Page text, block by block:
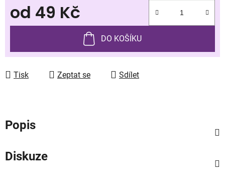
od 49 Kč
Měrná cena:
DO KOŠÍKU
Tisk Zeptat se Sdílet
Popis
Diskuze